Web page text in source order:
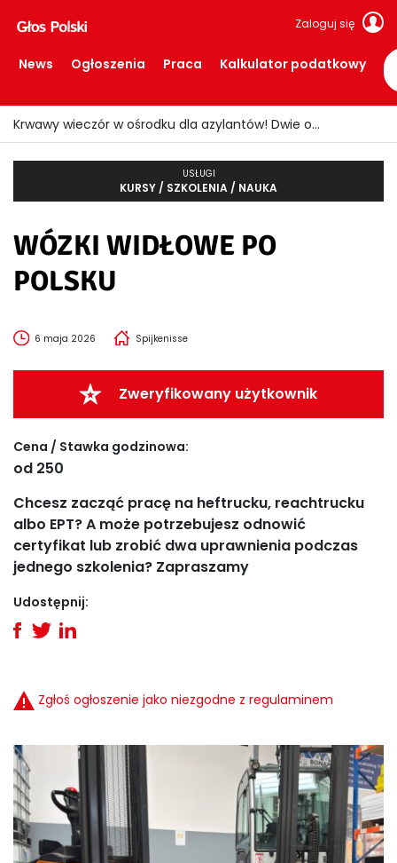
Zaloguj się
News Ogłoszenia Praca Kalkulator podatkowy
Krwawy wieczór w ośrodku dla azylantów! Dwie osoby ranne po ataku nożem
USŁUGI
KURSY / SZKOLENIA / NAUKA
WÓZKI WIDŁOWE PO
POLSKU
6 maja 2026 Spijkenisse
Zweryfikowany użytkownik
Cena / Stawka godzinowa:
od 250
Chcesz zacząć pracę na heftrucku, reachtrucku
albo EPT? A może potrzebujesz odnowić
certyfikat lub zrobić dwa uprawnienia podczas
jednego szkolenia? Zapraszamy
Udostępnij:
Zgłoś ogłoszenie jako niezgodne z regulaminem